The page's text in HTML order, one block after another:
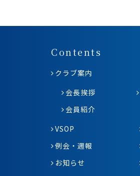
Contents
クラブ案内
会長挨拶
会員紹介
VSOP
例会・週報
お知らせ